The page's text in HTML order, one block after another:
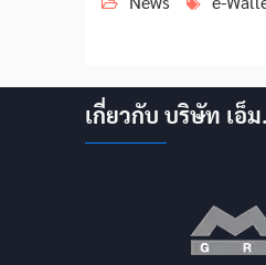
เกี่ยวกับ บริษัท เอ็